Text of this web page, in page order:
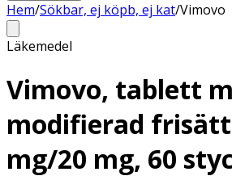
Hem/Sökbar, ej köpb, ej kat/Vimovo
Läkemedel
Vimovo, tablett
modifierad
mg/20 mg, 60